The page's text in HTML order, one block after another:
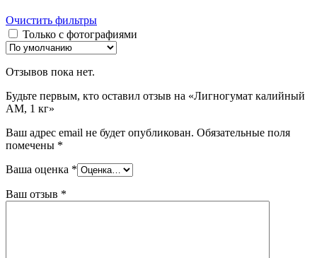
Очистить фильтры
Только с фотографиями
Отзывов пока нет.
Будьте первым, кто оставил отзыв на «Лигногумат калийный
АМ, 1 кг»
Ваш адрес email не будет опубликован. Обязательные поля
помечены *
Ваша оценка *
Ваш отзыв *